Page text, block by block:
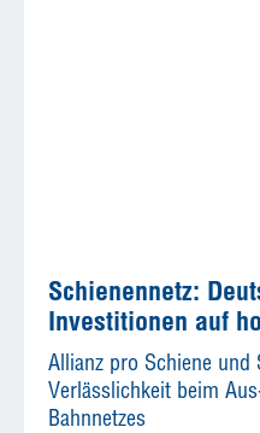
Schienennetz:
Investitionen auf
Allianz pro Schiene und
Verlässlichkeit beim
Bahnnetzes